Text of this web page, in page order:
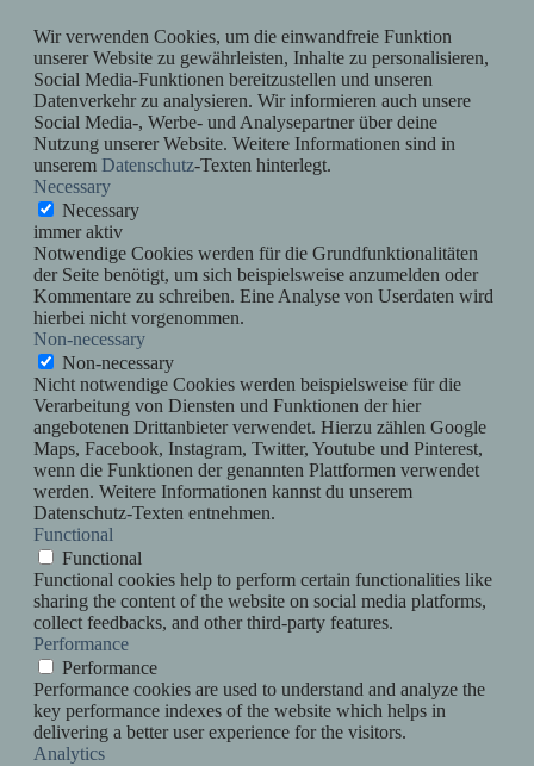
Wir verwenden Cookies, um die einwandfreie Funktion
unserer Website zu gewährleisten, Inhalte zu personalisieren,
Social Media-Funktionen bereitzustellen und unseren
Datenverkehr zu analysieren. Wir informieren auch unsere
Social Media-, Werbe- und Analysepartner über deine
Nutzung unserer Website. Weitere Informationen sind in
unserem Datenschutz-Texten hinterlegt.
Necessary
Necessary
immer aktiv
Notwendige Cookies werden für die Grundfunktionalitäten
der Seite benötigt, um sich beispielsweise anzumelden oder
Kommentare zu schreiben. Eine Analyse von Userdaten wird
hierbei nicht vorgenommen.
Non-necessary
Non-necessary
Nicht notwendige Cookies werden beispielsweise für die
Verarbeitung von Diensten und Funktionen der hier
angebotenen Drittanbieter verwendet. Hierzu zählen Google
Maps, Facebook, Instagram, Twitter, Youtube und Pinterest,
wenn die Funktionen der genannten Plattformen verwendet
werden. Weitere Informationen kannst du unserem
Datenschutz-Texten entnehmen.
Functional
Functional
Functional cookies help to perform certain functionalities like
sharing the content of the website on social media platforms,
collect feedbacks, and other third-party features.
Performance
Performance
Performance cookies are used to understand and analyze the
key performance indexes of the website which helps in
delivering a better user experience for the visitors.
Analytics